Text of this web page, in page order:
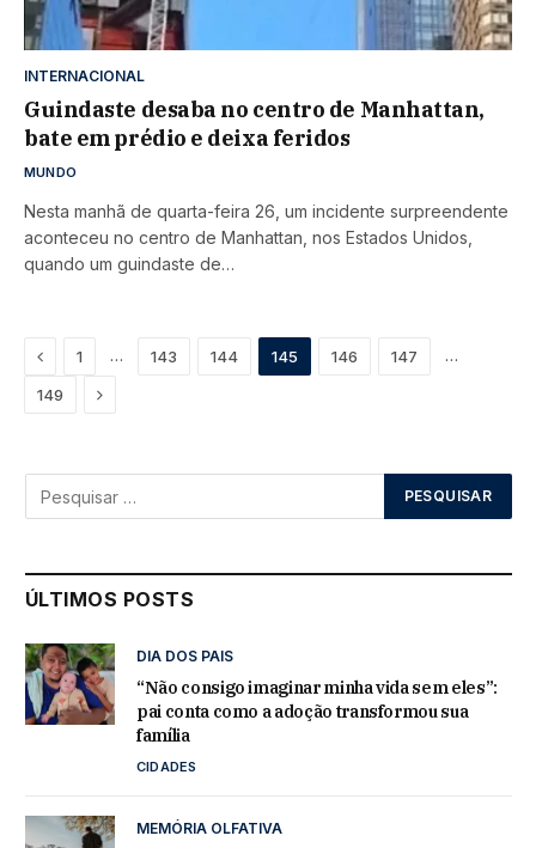
INTERNACIONAL
Guindaste desaba no centro de Manhattan,
bate em prédio e deixa feridos
MUNDO
Nesta manhã de quarta-feira 26, um incidente surpreendente
aconteceu no centro de Manhattan, nos Estados Unidos,
quando um guindaste de…
Previous
1 … 143 144 145 146 147 …
149 Next
ÚLTIMOS POSTS
DIA DOS PAIS
“Não consigo imaginar minha vida sem eles”:
pai conta como a adoção transformou sua
família
CIDADES
MEMÓRIA OLFATIVA